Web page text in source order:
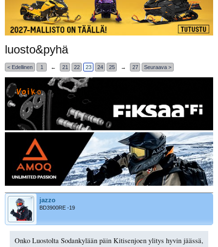
luosto&pyhä
< Edellinen 1 ← 21 22 23 24 25 → 27 Seuraava >
jazzo
BD3900RE -19
Onko Luostolta Sodankylään päin Kitisenjoen ylitys hyvin jäässä,